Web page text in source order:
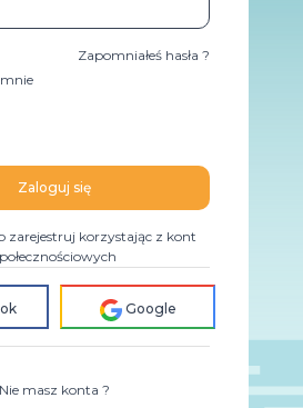
Zapomniałeś hasła ?
Zaloguj się
zarejestruj korzystając z kont
Google
Nie masz konta ?